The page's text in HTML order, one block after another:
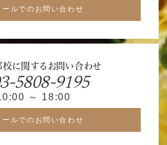
ールでのお問い合わせ
に関するお問い合わせ
5808-9195
～ 18:00
ールでのお問い合わせ